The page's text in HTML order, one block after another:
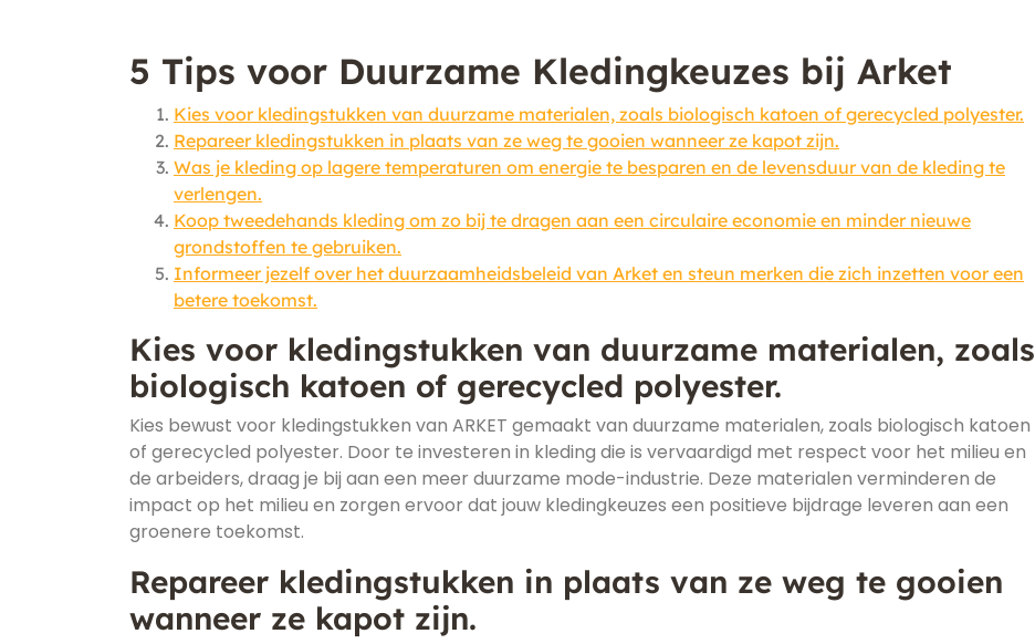
5 Tips voor Duurzame Kledingkeuzes bij Arket
Kies voor kledingstukken van duurzame materialen, zoals biologisch katoen of gerecycled polyester.
Repareer kledingstukken in plaats van ze weg te gooien wanneer ze kapot zijn.
Was je kleding op lagere temperaturen om energie te besparen en de levensduur van de kleding te
verlengen.
Koop tweedehands kleding om zo bij te dragen aan een circulaire economie en minder nieuwe
grondstoffen te gebruiken.
Informeer jezelf over het duurzaamheidsbeleid van Arket en steun merken die zich inzetten voor een
betere toekomst.
Kies voor kledingstukken van duurzame materialen, zoals
biologisch katoen of gerecycled polyester.
Kies bewust voor kledingstukken van ARKET gemaakt van duurzame materialen, zoals biologisch katoen
of gerecycled polyester. Door te investeren in kleding die is vervaardigd met respect voor het milieu en
de arbeiders, draag je bij aan een meer duurzame mode-industrie. Deze materialen verminderen de
impact op het milieu en zorgen ervoor dat jouw kledingkeuzes een positieve bijdrage leveren aan een
groenere toekomst.
Repareer kledingstukken in plaats van ze weg te gooien
wanneer ze kapot zijn.